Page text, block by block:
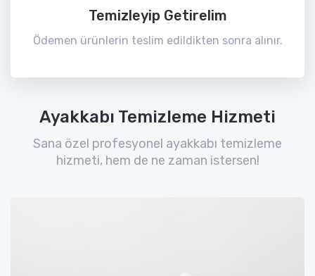
Temizleyip Getirelim
Ödemen ürünlerin teslim edildikten sonra alınır.
Ayakkabı Temizleme Hizmeti
Sana özel profesyonel ayakkabı temizleme
hizmeti, hem de ne zaman istersen!